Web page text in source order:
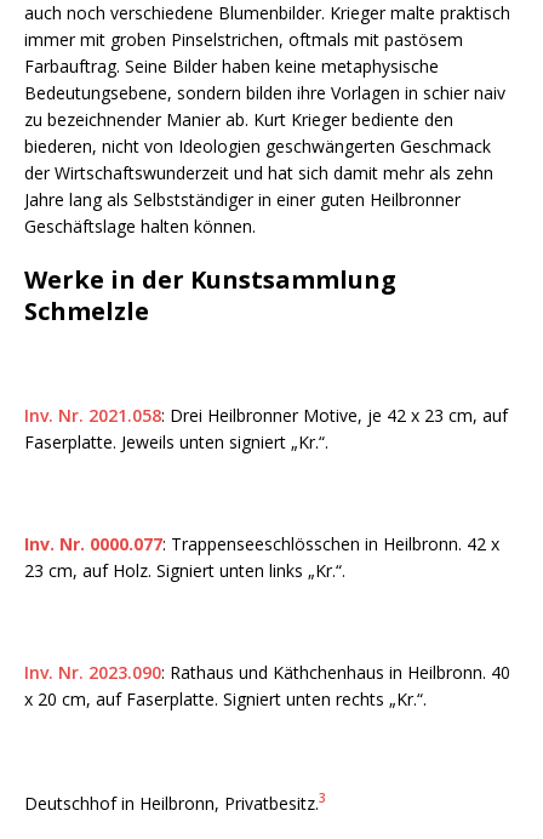
auch noch verschiedene Blumenbilder. Krieger malte praktisch
immer mit groben Pinselstrichen, oftmals mit pastösem
Farbauftrag. Seine Bilder haben keine metaphysische
Bedeutungsebene, sondern bilden ihre Vorlagen in schier naiv
zu bezeichnender Manier ab. Kurt Krieger bediente den
biederen, nicht von Ideologien geschwängerten Geschmack
der Wirtschaftswunderzeit und hat sich damit mehr als zehn
Jahre lang als Selbstständiger in einer guten Heilbronner
Geschäftslage halten können.
Werke in der Kunstsammlung
Schmelzle
Inv. Nr. 2021.058: Drei Heilbronner Motive, je 42 x 23 cm, auf
Faserplatte. Jeweils unten signiert „Kr.“.
Inv. Nr. 0000.077: Trappenseeschlösschen in Heilbronn. 42 x
23 cm, auf Holz. Signiert unten links „Kr.“.
Inv. Nr. 2023.090: Rathaus und Käthchenhaus in Heilbronn. 40
x 20 cm, auf Faserplatte. Signiert unten rechts „Kr.“.
Deutschhof in Heilbronn, Privatbesitz.3